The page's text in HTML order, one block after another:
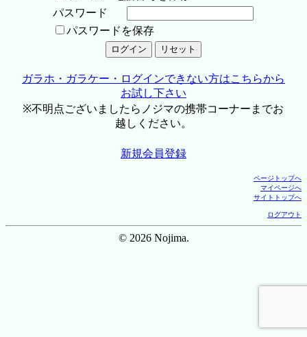
パスワード
パスワードを保存
ガラホ・ガラケー・ログインできない方はこちらから
お試し下さい
※不明点ございましたらノジマの携帯コーナーまでお
越しください。
新規会員登録
ページトップへ
マイページへ
サイトトップへ
ログアウト
© 2026 Nojima.